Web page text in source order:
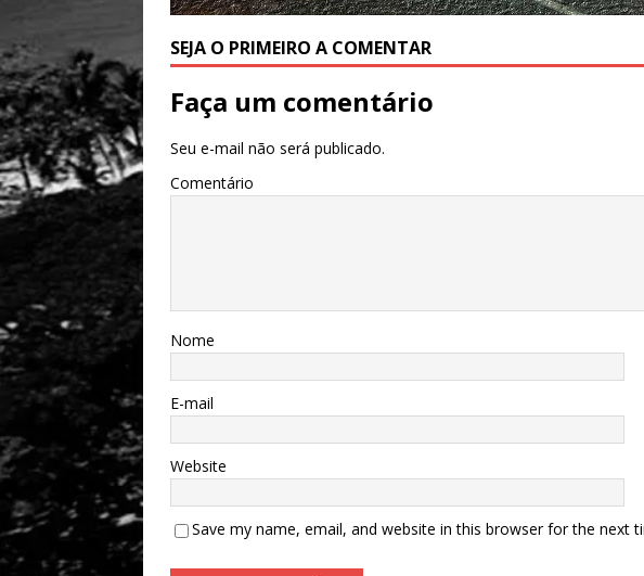
SEJA O PRIMEIRO A COMENTAR
Faça um comentário
Seu e-mail não será publicado.
Comentário
Nome
E-mail
Website
Save my name, email, and website in this browser for the next